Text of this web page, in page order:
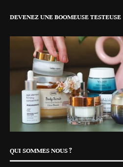
DEVENEZ UNE BOOMEUSE TESTEUSE
QUI SOMMES NOUS ?